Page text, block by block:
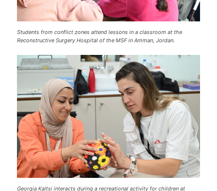
Students from conflict zones attend lessons in a classroom at the
Reconstructive Surgery Hospital of the MSF in Amman, Jordan.
Georgia Kaltsi interacts during a recreational activity for children at